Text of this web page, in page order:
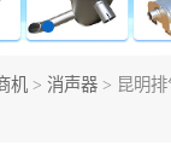
机 > 消声器 > 昆明排